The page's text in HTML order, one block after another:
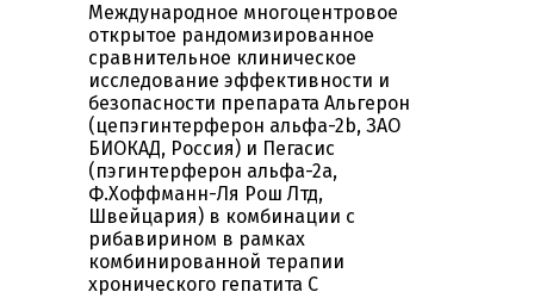
Международное многоцентровое
открытое рандомизированное
сравнительное клиническое
исследование эффективности и
безопасности препарата Альгерон
(цепэгинтерферон альфа-2b, ЗАО
БИОКАД, Россия) и Пегасис
(пэгинтерферон альфа-2a,
Ф.Хоффманн-Ля Рош Лтд,
Швейцария) в комбинации с
рибавирином в рамках
комбинированной терапии
хронического гепатита С